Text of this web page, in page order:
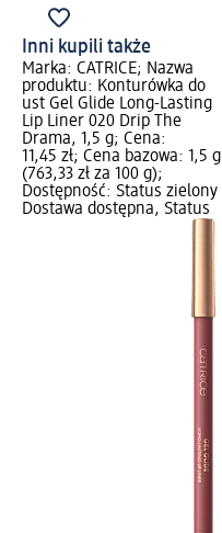
Inni kupili także
Marka: CATRICE; Nazwa
produktu: Konturówka do
ust Gel Glide Long-Lasting
Lip Liner 020 Drip The
Drama, 1,5 g; Cena:
11,45 zł; Cena bazowa: 1,5 g
(763,33 zł za 100 g);
Dostępność: Status zielony
Dostawa dostępna, Status